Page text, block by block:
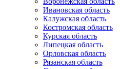
Ивановская область
Калужская область
Костромская область
Курская область
Липецкая область
Орловская область
Рязанская область